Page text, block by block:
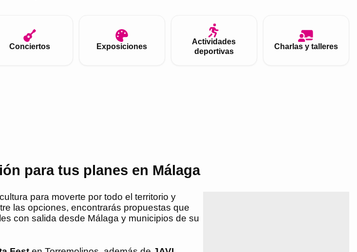
Conciertos Exposiciones
Actividades
deportivas
Charlas y talleres
para tus planes en Málaga
para moverte por todo el territorio y
las opciones, encontrarás propuestas que
con salida desde Málaga y municipios de su